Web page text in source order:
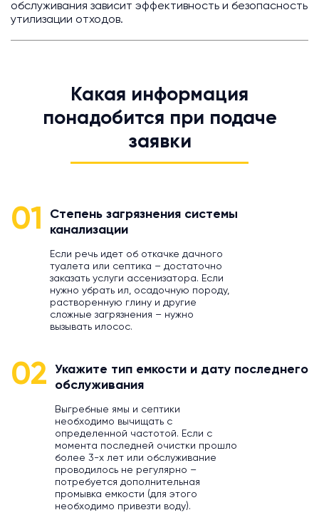
обслуживания зависит эффективность и безопасность
утилизации отходов.
Какая информация
понадобится при подаче
заявки
01
Степень загрязнения системы
канализации
Если речь идет об откачке дачного
туалета или септика – достаточно
заказать услуги ассенизатора. Если
нужно убрать ил, осадочную породу,
растворенную глину и другие
сложные загрязнения – нужно
вызывать илосос.
02
Укажите тип емкости и дату последнего
обслуживания
Выгребные ямы и септики
необходимо вычищать с
определенной частотой. Если с
момента последней очистки прошло
более 3-х лет или обслуживание
проводилось не регулярно –
потребуется дополнительная
промывка емкости (для этого
необходимо привезти воду).